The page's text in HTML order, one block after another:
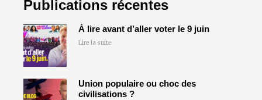
Publications récentes
À lire avant d’aller voter le 9 juin
Lire la suite
Union populaire ou choc des
civilisations ?